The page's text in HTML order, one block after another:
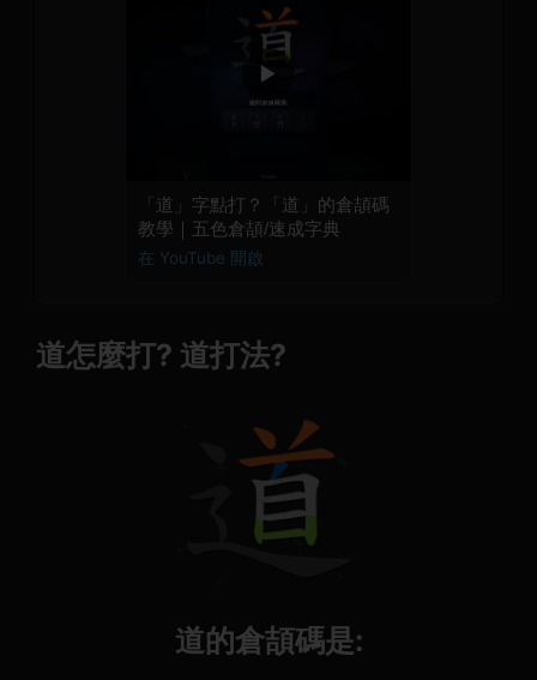
▶
「道」字點打？「道」的倉頡碼
教學｜五色倉頡/速成字典
在 YouTube 開啟
道怎麼打? 道打法?
道的倉頡碼是: